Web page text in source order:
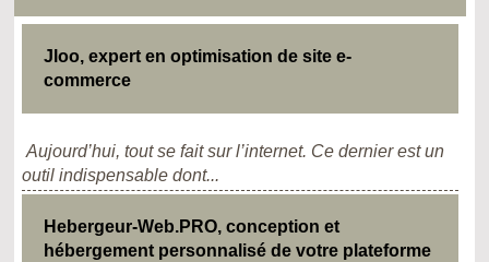
Jloo, expert en optimisation de site e-
commerce
Aujourd’hui, tout se fait sur l’internet. Ce dernier est un
outil indispensable dont...
Hebergeur-Web.PRO, conception et
hébergement personnalisé de votre plateforme